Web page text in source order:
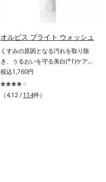
高保湿タイプ（普通肌～超乾性肌）
ライト シリーズは「メラニンにじ
C(*8)」を採用。肌奥(*6)まで浸透
ラニンの生成を食い止めます。また
オルビス独自成分の「ブライトVC
コンプレックス(*9)」が、透明感を
阻害する原因(*10)にアプローチし
ます。さらに肌表面のなめらかさや
オルビス ブライト ウォッシュ
くすみの原因となる汚れを取り除
き、うるおいを守る美白(*1)ケアシ
リーズの洗顔料。業界初(*2)知見
「メラニンの第三のルート」である
「横のひろがり」に着目して、全方
税込1,760円
（4.12 / 114件）